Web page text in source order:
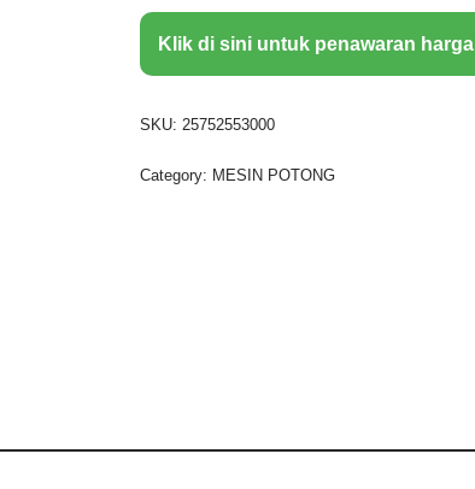
Klik di sini untuk penawaran harga
SKU: 25752553000
Category: MESIN POTONG